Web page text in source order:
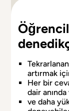
artırmak
Her bir
dair
ve daha